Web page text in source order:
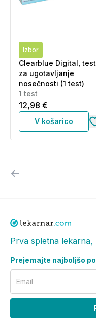
Izbor
Clearblue Digital, test
za ugotavljanje
nosečnosti (1 test)
1 test
12,98 €
V košarico
Prva spletna
Prejemajte najboljšo
Email